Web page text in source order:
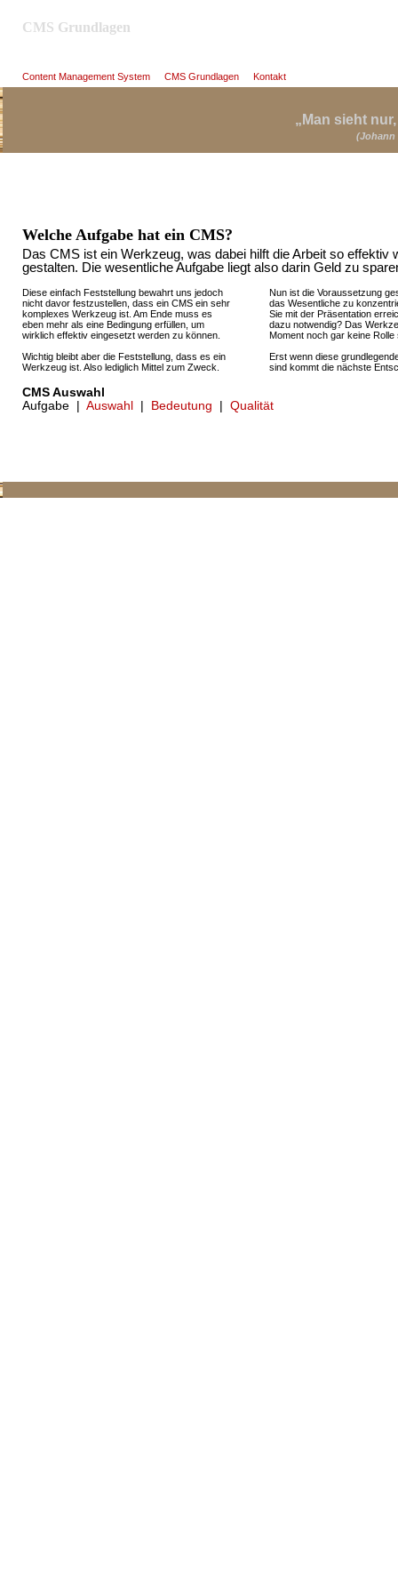
CMS Grundlagen
Content Management System CMS Grundlagen Kontakt
Man sieht
(Johann
Welche Aufgabe hat ein CMS?
Das CMS ist ein Werkzeug, was dabei hilft die Arbeit so effektiv
gestalten. Die wesentliche Aufgabe liegt also darin Geld zu
Diese einfach Feststellung bewahrt uns jedoch
nicht davor festzustellen, dass ein CMS ein sehr
komplexes Werkzeug ist. Am Ende muss es
eben mehr als eine Bedingung erfüllen, um
wirklich effektiv eingesetzt werden zu können.
Wichtig bleibt aber die Feststellung, dass es ein
Werkzeug ist. Also lediglich Mittel zum Zweck.
Nun ist die Voraussetzung
das Wesentliche zu
Sie mit der Präsentation
dazu notwendig? Das
Moment noch gar keine Rolle
Erst wenn diese
sind kommt die nächste
CMS Auswahl
Aufgabe | Auswahl | Bedeutung | Qualität